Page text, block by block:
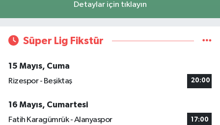
Detaylar için tıklayın
Süper Lig Fikstür
15 Mayıs, Cuma
Rizespor - Beşiktaş
20:00
16 Mayıs, Cumartesi
Fatih Karagümrük - Alanyaspor
17:00